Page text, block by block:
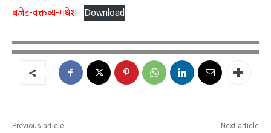
बजेट-वक्तव्य-मधेश Download
Previous article Next article